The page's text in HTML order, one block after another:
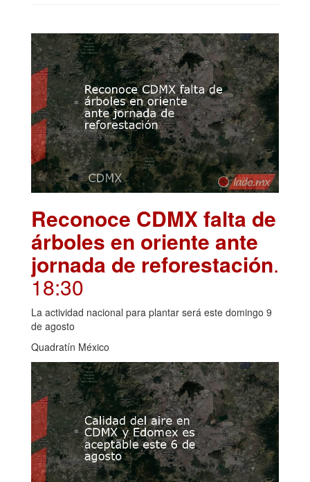
Reconoce CDMX falta de
árboles en oriente ante
jornada de reforestación.
18:30
La actividad nacional para plantar será este domingo 9
de agosto
Quadratín México